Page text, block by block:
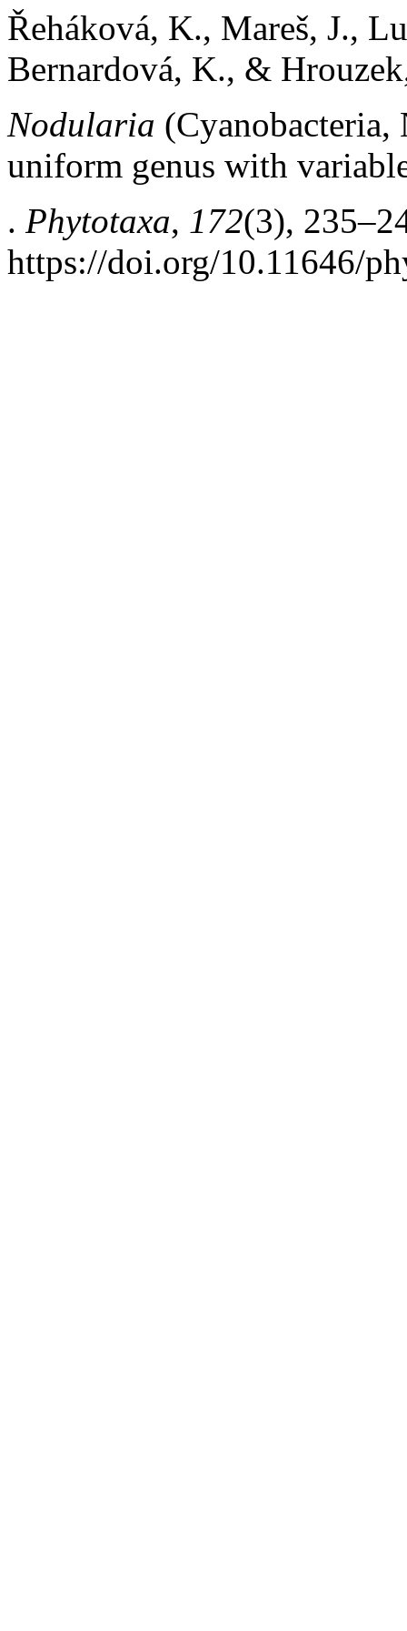
Řeháková, K., Mareš, J.,
Bernardová, K., &
Nodularia (Cyanobacteria,
uniform genus with
. Phytotaxa, 172(3),
https://doi.org/10.11646/